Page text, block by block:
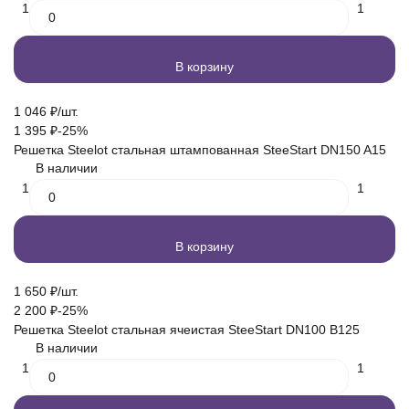
1
1
В корзину
1 046 ₽/шт.
1 395 ₽-25%
Решетка Steelot стальная штампованная SteeStart DN150 A15
В наличии
1
1
В корзину
1 650 ₽/шт.
2 200 ₽-25%
Решетка Steelot стальная ячеистая SteeStart DN100 B125
В наличии
1
1